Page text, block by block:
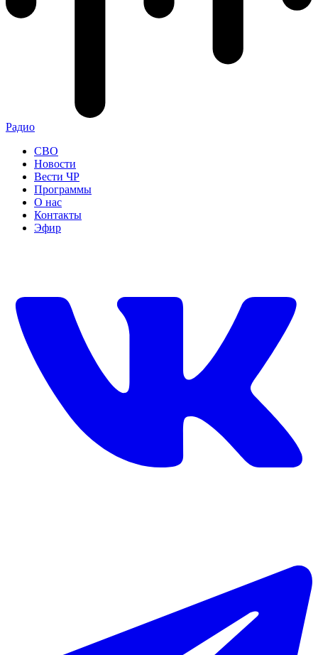
Радио
СВО
Новости
Вести ЧР
Программы
О нас
Контакты
Эфир